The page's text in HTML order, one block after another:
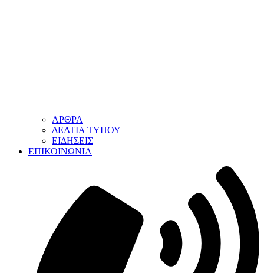
ΑΡΘΡΑ
ΔΕΛΤΙΑ ΤΥΠΟΥ
ΕΙΔΗΣΕΙΣ
ΕΠΙΚΟΙΝΩΝΙΑ